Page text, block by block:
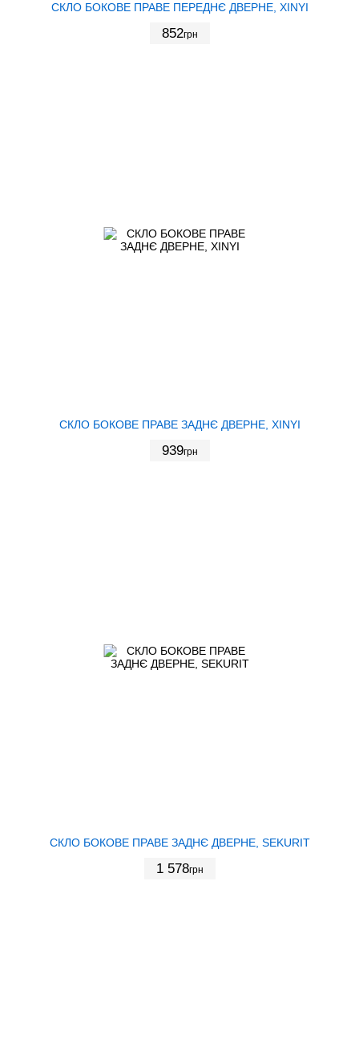
СКЛО БОКОВЕ ПРАВЕ ПЕРЕДНЄ ДВЕРНЕ, XINYI
852грн
СКЛО БОКОВЕ ПРАВЕ ЗАДНЄ ДВЕРНЕ, XINYI
939грн
СКЛО БОКОВЕ ПРАВЕ ЗАДНЄ ДВЕРНЕ, SEKURIT
1 578грн